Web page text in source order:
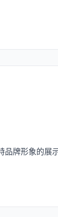
品牌形象的展